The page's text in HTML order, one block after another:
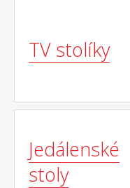
TV stolíky
Jedálenské
stoly